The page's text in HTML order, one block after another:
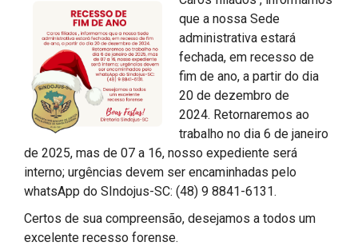
que a nossa Sede
administrativa estará
fechada, em recesso de
fim de ano, a partir do dia
20 de dezembro de
2024. Retornaremos ao
trabalho no dia 6 de janeiro
de 2025, mas de 07 a 16, nosso expediente será
interno; urgências devem ser encaminhadas pelo
whatsApp do SIndojus-SC: (48) 9 8841-6131.
Certos de sua compreensão, desejamos a todos um
excelente recesso forense.